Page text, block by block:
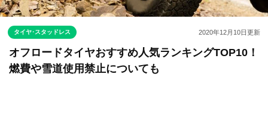
タイヤ･スタッドレス 2020年12月10日更新
オフロードタイヤおすすめ人気ランキングTOP10！
燃費や雪道使用禁止についても